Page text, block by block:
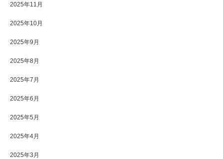
2025年11月
2025年10月
2025年9月
2025年8月
2025年7月
2025年6月
2025年5月
2025年4月
2025年3月